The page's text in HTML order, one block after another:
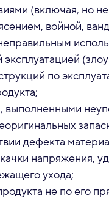
(включая, но не
войной,
по
выполненными
дефекта
напряжения,
ухода;
не по его